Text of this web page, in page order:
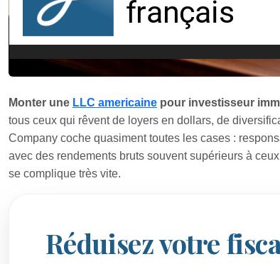
Monter une LLC americaine pour investisseur
tous ceux qui rêvent de loyers en dollars, de
Company coche quasiment toutes les cases :
avec des rendements bruts souvent supérieurs à
se complique très vite.
Réduisez votre